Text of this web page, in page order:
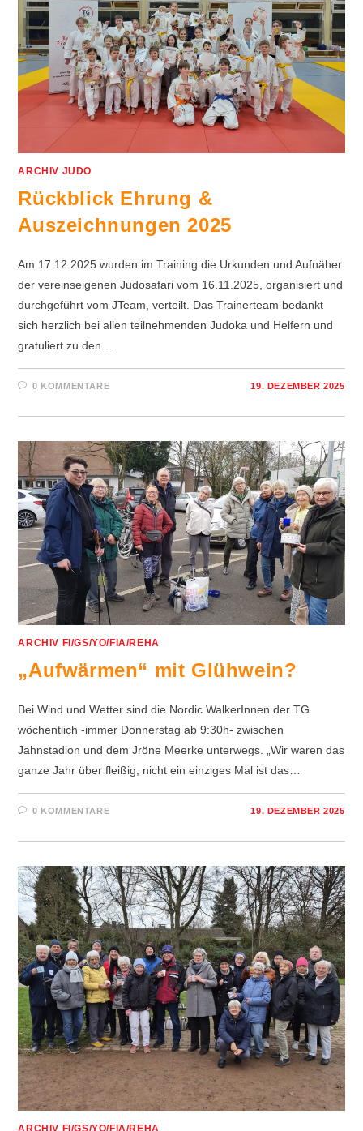
ARCHIV JUDO
Rückblick Ehrung &
Auszeichnungen 2025
Am 17.12.2025 wurden im Training die Urkunden und Aufnäher
der vereinseigenen Judosafari vom 16.11.2025, organisiert und
durchgeführt vom JTeam, verteilt. Das Trainerteam bedankt
sich herzlich bei allen teilnehmenden Judoka und Helfern und
gratuliert zu den…
0 KOMMENTARE 19. DEZEMBER 2025
ARCHIV FI/GS/YO/FIA/REHA
„Aufwärmen“ mit Glühwein?
Bei Wind und Wetter sind die Nordic WalkerInnen der TG
wöchentlich -immer Donnerstag ab 9:30h- zwischen
Jahnstadion und dem Jröne Meerke unterwegs. „Wir waren das
ganze Jahr über fleißig, nicht ein einziges Mal ist das…
0 KOMMENTARE 19. DEZEMBER 2025
ARCHIV FI/GS/YO/FIA/REHA